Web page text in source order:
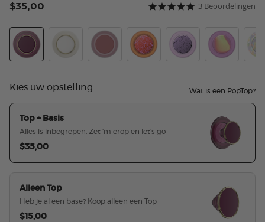
4,7 van 5
5.0 star rating3 Beoordelingen
$35,00
Kies uw opstelling Wat is een PopTop?
Top + Basis
Alles is inbegrepen. Zet 'm erop en let's go
$35,00
Alleen Top
Heb je al een base? Koop alleen een Top
$15,00